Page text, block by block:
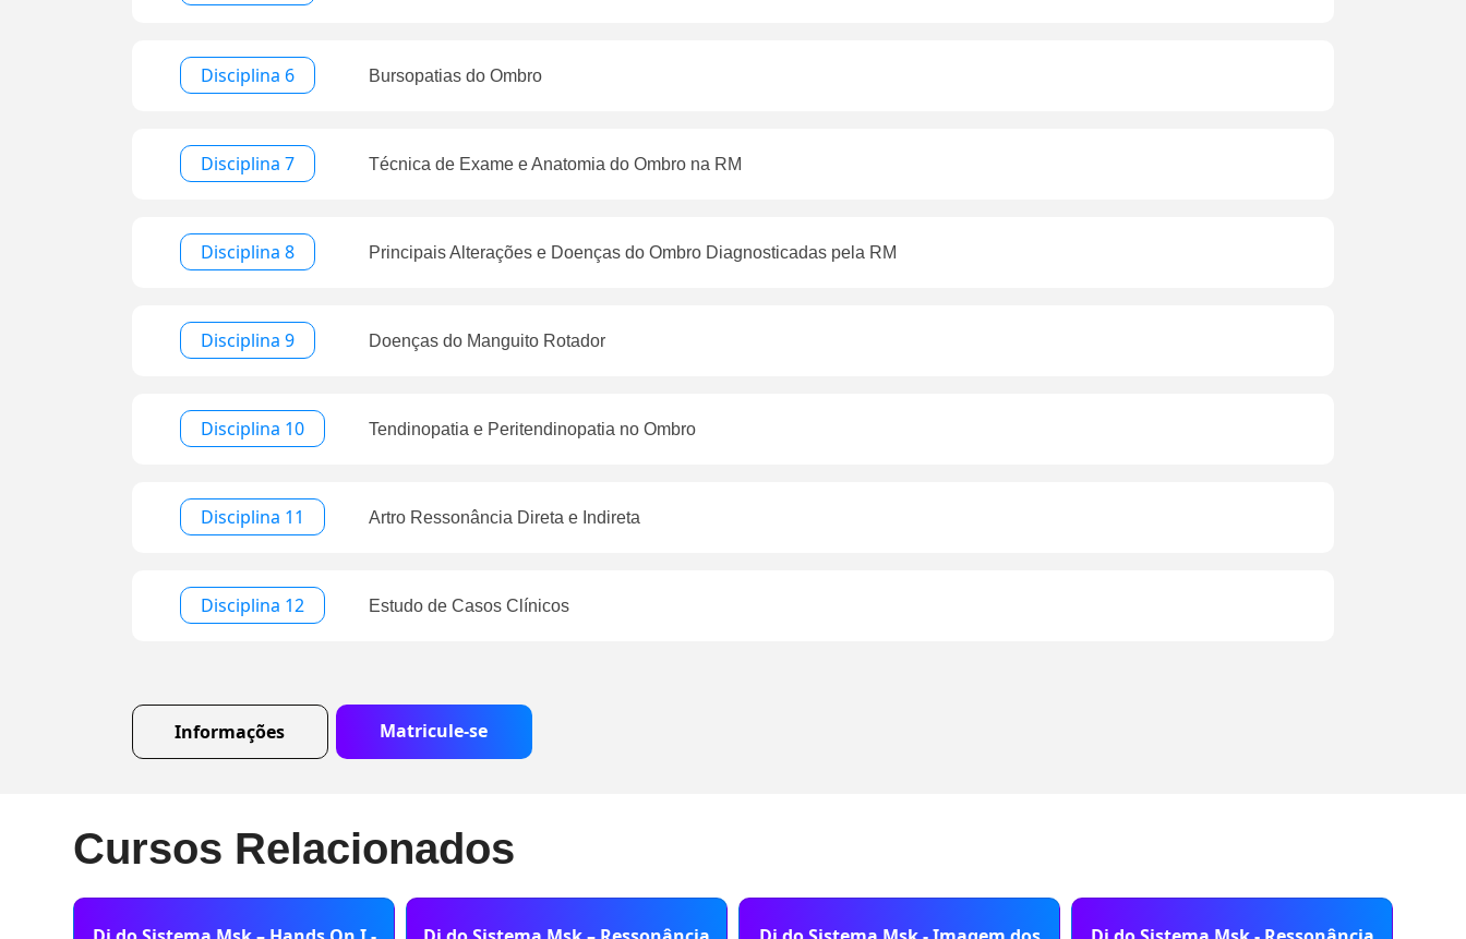
Disciplina 6 Bursopatias do Ombro
Disciplina 7 Técnica de Exame e Anatomia do Ombro na RM
Disciplina 8 Principais Alterações e Doenças do Ombro Diagnosticadas pela RM
Disciplina 9 Doenças do Manguito Rotador
Disciplina 10 Tendinopatia e Peritendinopatia no Ombro
Disciplina 11 Artro Ressonância Direta e Indireta
Disciplina 12 Estudo de Casos Clínicos
Informações Matricule-se
Cursos Relacionados